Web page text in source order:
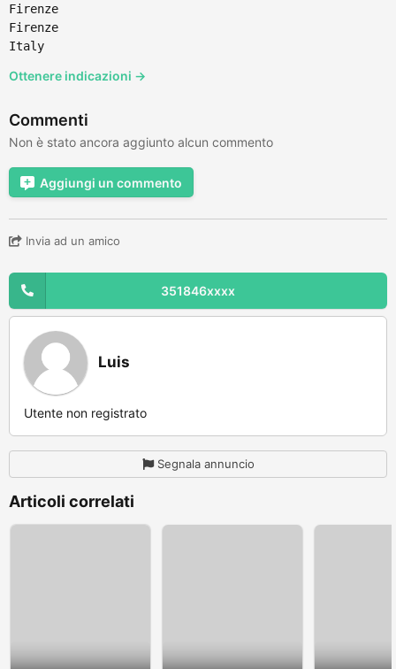
Firenze
Firenze
Italy
Ottenere indicazioni →
Commenti
Non è stato ancora aggiunto alcun commento
Aggiungi un commento
Invia ad un amico
351846xxxx
Luis
Utente non registrato
Segnala annuncio
Articoli correlati